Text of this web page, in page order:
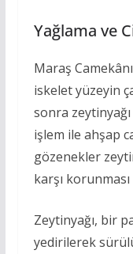
Yağlama ve
Maraş
iskelet yüzeyin
sonra
işlem ile ahşap
gözenekler
karşı korunması
Zeytinyağı, bir
yedirilerek